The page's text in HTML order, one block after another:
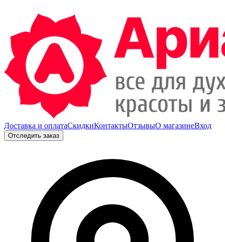
Доставка и оплатаСкидкиКонтактыОтзывыО магазинеВход
Отследить заказ